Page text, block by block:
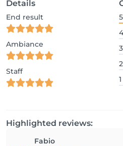
Details
End result
Ambiance
Staff
5
4
3
2
1
Highlighted reviews:
Fabio